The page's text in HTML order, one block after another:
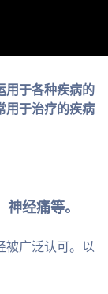
用于各种疾病的
用于治疗的疾病
经痛等。
被广泛认可。以